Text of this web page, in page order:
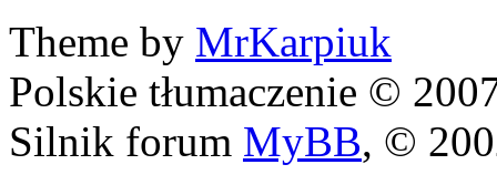
Theme by MrKarpiuk
Polskie tłumaczenie ©
Silnik forum MyBB, ©